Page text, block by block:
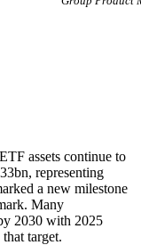
assets continue to
representing
a new milestone
Many
2030 with 2025
target.